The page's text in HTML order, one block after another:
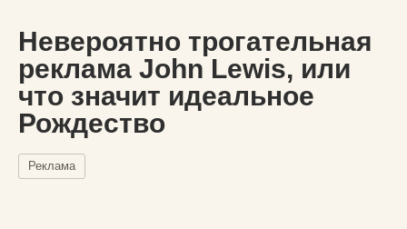
Невероятно трогательная
реклама John Lewis, или
что значит идеальное
Рождество
Реклама